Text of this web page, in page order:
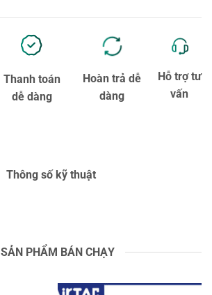
Thanh toán
dễ dàng
Hoàn trả dễ
dàng
Hỗ trợ tư
vấn
Thông số kỹ thuật
SẢN PHẨM BÁN CHẠY